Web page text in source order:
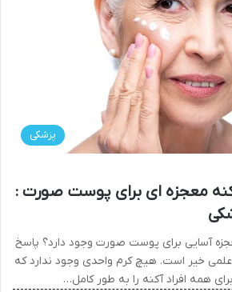
پزشکی
معجزه ای برای پوست صورت :
آسایی برای پوست صورت وجود دارد؟ پاسخ
علمی خیر است. هیچ کرم واحدی وجود ندارد که
همه افراد آکنه را به طور کامل…